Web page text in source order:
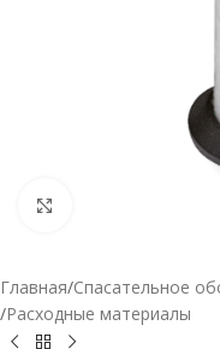
Главная/Спасательное
/Расходные материалы